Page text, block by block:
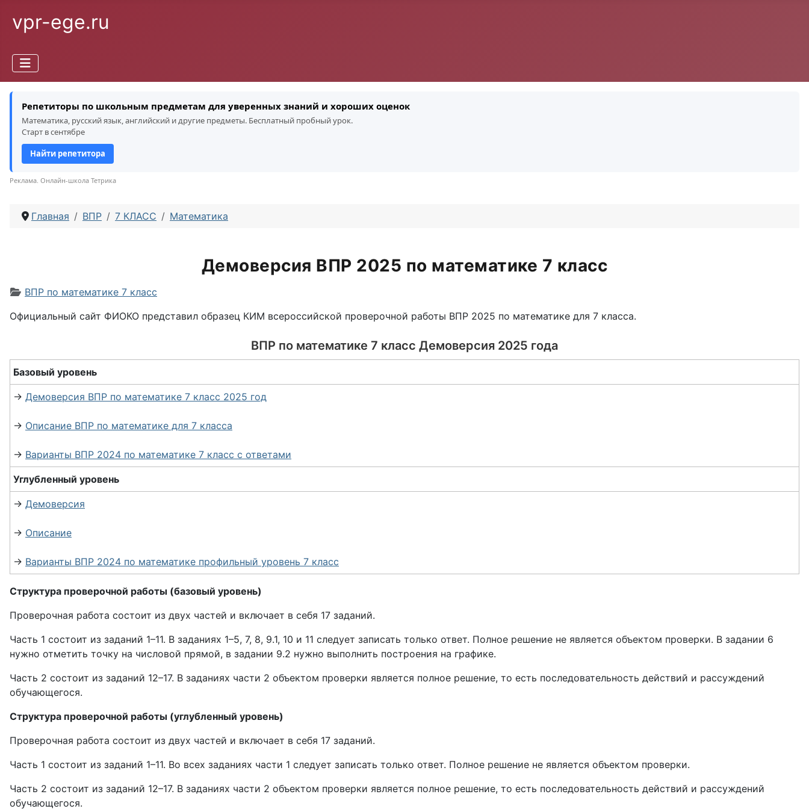
vpr-ege.ru
Репетиторы по школьным предметам для уверенных знаний и хороших оценок
Математика, русский язык, английский и другие предметы. Бесплатный пробный урок.
Старт в сентябре
Найти репетитора
Реклама. Онлайн-школа Тетрика
Главная ВПР 7 КЛАСС Математика
Демоверсия ВПР 2025 по математике 7 класс
Информация о материале
ВПР по математике 7 класс
Официальный сайт ФИОКО представил образец КИМ всероссийской проверочной работы ВПР 2025 по математике для 7 класса.
ВПР по математике 7 класс Демоверсия 2025 года
Базовый уровень
→ Демоверсия ВПР по математике 7 класс 2025 год
→ Описание ВПР по математике для 7 класса
→ Варианты ВПР 2024 по математике 7 класс с ответами
Углубленный уровень
→ Демоверсия
→ Описание
→ Варианты ВПР 2024 по математике профильный уровень 7 класс
Структура проверочной работы (базовый уровень)
Проверочная работа состоит из двух частей и включает в себя 17 заданий.
Часть 1 состоит из заданий 1–11. В заданиях 1–5, 7, 8, 9.1, 10 и 11 следует записать только ответ. Полное решение не является объектом проверки. В задании 6
нужно отметить точку на числовой прямой, в задании 9.2 нужно выполнить построения на графике.
Часть 2 состоит из заданий 12–17. В заданиях части 2 объектом проверки является полное решение, то есть последовательность действий и рассуждений
обучающегося.
Структура проверочной работы (углубленный уровень)
Проверочная работа состоит из двух частей и включает в себя 17 заданий.
Часть 1 состоит из заданий 1–11. Во всех заданиях части 1 следует записать только ответ. Полное решение не является объектом проверки.
Часть 2 состоит из заданий 12–17. В заданиях части 2 объектом проверки является полное решение, то есть последовательность действий и рассуждений
обучающегося.